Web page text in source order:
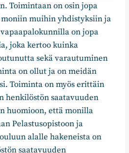
Toimintaan on osin jopa
muihin yhdistyksiin ja
on jopa
joka kertoo kuinka
sekä varautuminen
on ollut ja on meidän
Toiminta on myös erittäin
henkilöstön saatavuuden
huomioon, että monilla
Pelastusopistoon ja
alalle hakeneista on
saatavuuden